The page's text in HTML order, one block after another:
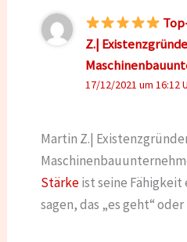
Z.|
17/12/2021 um 16:12
Martin Z.|
Stärkeist seine Fähigkeit
sagen, das „es geht“